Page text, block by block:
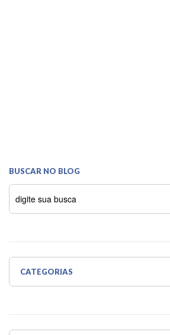
BUSCAR NO BLOG
CATEGORIAS
Água para todos